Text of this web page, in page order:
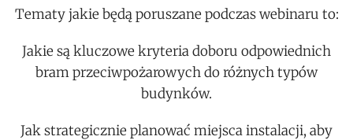
Tematy jakie będą poruszane podczas webinaru to:
Jakie są kluczowe kryteria doboru odpowiednich
bram przeciwpożarowych do różnych typów
budynków.
Jak strategicznie planować miejsca instalacji, aby